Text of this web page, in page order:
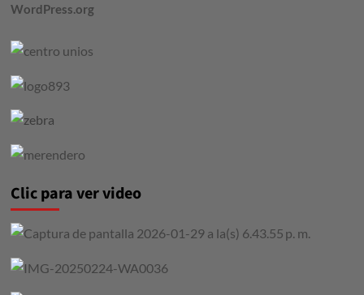
WordPress.org
Clic para ver video